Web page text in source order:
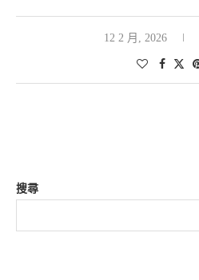
12 2 月, 2026
搜尋